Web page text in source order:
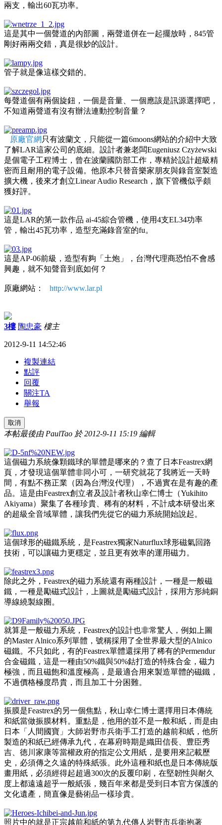
兩支，輸出60瓦功率。
這是其中一個聲道的內部圖，兩聲道併在一起擺放時，845管
剛好兩兩交錯，真是很妙的設計。
管子就是像這樣交錯的。
每聲道個有兩個旋鈕，一個是音量、一個應該是訊源選擇吧，
不知道兩聲道有沒有辦法連動控制音量？
原廠官網 只有波蘭文，只能從一篇6moons網站的介紹中大致
了解LAR這家公司的底細。設計者兼老闆Eugeniusz Czyżewski
是個電子工程博士，曾在波蘭國防部工作，專精於設計超級精
密而且耐用的電子設備。他原本只替音樂家朋友與錄音室製造
擴大機，後來才創立Linear Audio Research，旗下管機似乎頗
獲好評。
這是LAR的第一款作品 ai-45綜合管機，使用4支EL34功率
管，輸出45瓦功率，造型充滿錄音室的fu。
這是AP-06前級，造型有夠「土炮」，台灣代理商恐怕不會感
興趣，就不知聲音到底如何？
原廠網站： http://www.lar.pl
3樓 陶忠豪 樓主
2012-9-11 14:52:46
複製連結
點評
回覆
關注TA
舉報
取消
本帖最後由 PaulTao 於 2012-9-11 15:19 編輯
這個磁力系統像顆鐵球的單體是哪來的？查了日本Feastrex網
頁，才發現這個單體非同小可，一研究就花了我將近一天時
間，有點不務正業（因為台灣沒代理），不過實在是有趣的產
品。這是由Feastrex創立者及設計者秋山幸仁博士（Yukihito
Akiyama）聚集了各種珍貴、稀有的材料，不計成本研發出來
的超級全音域單體，讓我們先從它的磁力系統開始說起。
這個球形的磁鐵系統，是Feastrex獨家Naturflux球形磁氣回路
技術，可以讓磁力更穩定，並且更有效率的運用磁力。
除此之外，Feastrex的磁力系統還有兩種設計，一種是一般磁
鐵，一種是勵磁式設計，上圖就是勵磁式設計，採用方形純銅
導線繞製線圈。
就算是一般磁力系統，Feastrex的設計也非常驚人，例如上圖
的Master Alnico系列單體，號稱採用了全世界最大型的Alnico
磁鐵。不只如此，有的Feastrex單體還採用了稀有的Permendur
合金磁鐵，這是一種由50%鐵與50%鈷打造的特殊合金，磁力
極強，而且磁飽和溫度極高，是最適合用來製造單體的磁鐵，
不過價格極度昂貴，而且加工十分困難。
振膜是Feastrex的另一個焦點，秋山幸仁博士選擇用日本傳統
和紙當做振膜材料。重點是，他用的並不是一般和紙，而是由
日本「人間國寶」大師岩野市兵衛手工打造的越前和紙，他所
製造的和紙已經傳承九代，在幕府時期是織田信長、豊臣秀
吉、徳川家康等當權政府的指定公文用紙，是要用來記載歷
史，必須傳之久遠的特殊紙張。此外這種和紙也是日本傳統版
畫用紙，必須經得起超過300次的反覆印刷，在堅韌性與耐久
度上都遠遠超乎一般紙張，幾百年來都是受到日本官方保護的
文化遺產，簡直像是藝術品一樣珍貴。
照片中的就是正宗越前和紙的第九代傳人岩野市兵衛抱著